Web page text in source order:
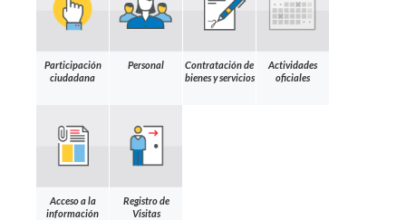
Participación
ciudadana
Personal
Contratación de
bienes y servicios
Actividades
oficiales
Acceso a la
información
Registro de
Visitas